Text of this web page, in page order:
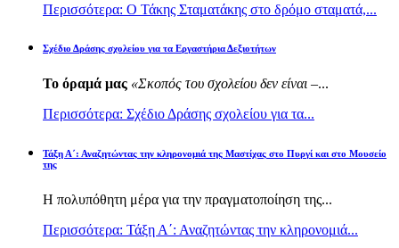
Περισσότερα: Ο Τάκης Σταματάκης στο δρόμο σταματά,...
Σχέδιο Δράσης σχολείου για τα Εργαστήρια Δεξιοτήτων
Το όραμά μας «Σκοπός του σχολείου δεν είναι –...
Περισσότερα: Σχέδιο Δράσης σχολείου για τα...
Τάξη Α΄: Αναζητώντας την κληρονομιά της Μαστίχας στο Πυργί και στο Μουσείο
της
Η πολυπόθητη μέρα για την πραγματοποίηση της...
Περισσότερα: Τάξη Α΄: Αναζητώντας την κληρονομιά...